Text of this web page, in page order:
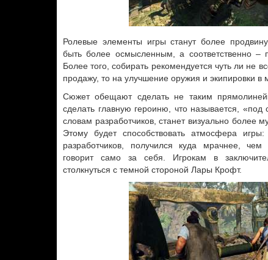
Ролевые элементы игры станут более
быть более осмысленным, а соответственно –
Более того, собирать рекомендуется чуть ли не
продажу, то на улучшение оружия и экипировки в
Сюжет обещают сделать не таким
сделать главную героиню, что называется,
словам разработчиков, станет визуально более
Этому будет способствовать атмосфера
разработчиков, получился куда мрачнее,
говорит само за себя. Игрокам в
столкнуться с темной стороной Лары Крофт.